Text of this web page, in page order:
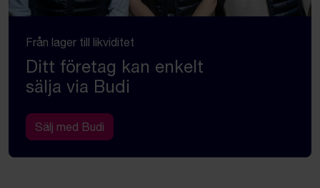
Från lager till likviditet
Ditt företag kan enkelt
sälja via Budi
Sälj med Budi